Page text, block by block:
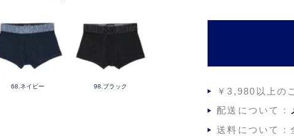
68.ネイビー 98.ブラック ￥3,980以上の
配送について：
送料について：